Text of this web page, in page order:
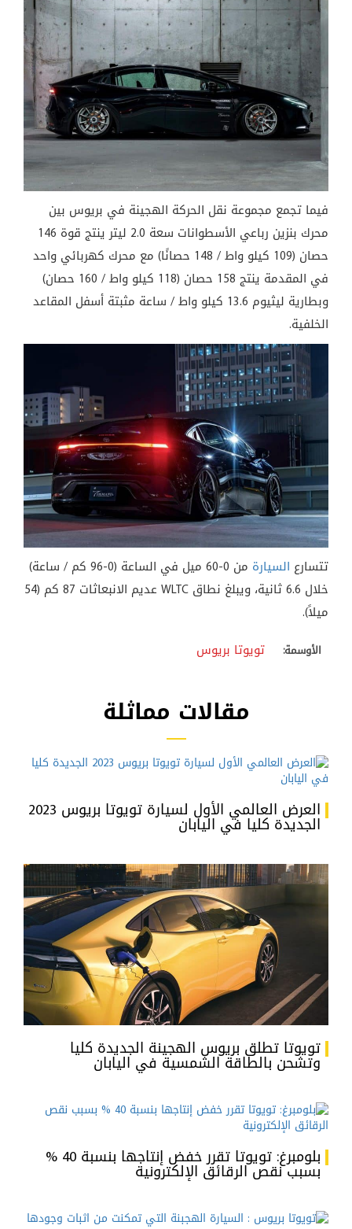
فيما تجمع مجموعة نقل الحركة الهجينة في بريوس بين
محرك بنزين رباعي الأسطوانات سعة 2.0 ليتر ينتج قوة 146
حصان (109 كيلو واط / 148 حصانًا) مع محرك كهربائي واحد
في المقدمة ينتج 158 حصان (118 كيلو واط / 160 حصان)
وبطارية ليثيوم 13.6 كيلو واط / ساعة مثبتة أسفل المقاعد
الخلفية.
تتسارع السيارة
من 0-60 ميل في الساعة (0-96 كم / ساعة)
خلال 6.6 ثانية، ويبلغ نطاق WLTC عديم الانبعاثات 87 كم (54
ميلاً).
الأوسمة: تويوتا بريوس
مقالات مماثلة
العرض العالمي الأول لسيارة تويوتا بريوس 2023
الجديدة كليا في اليابان
تويوتا تطلق بريوس الهجينة الجديدة كليا
وتشحن بالطاقة الشمسية في اليابان
بلومبرغ: تويوتا تقرر خفض إنتاجها بنسبة 40 %
بسبب نقص الرقائق الإلكترونية